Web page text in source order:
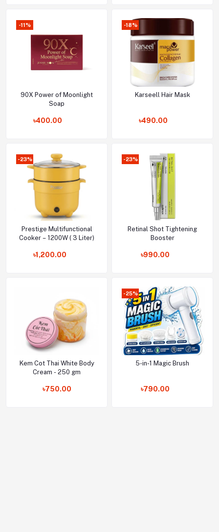
-11%
Add to cart
90X Power of Moonlight
Soap
৳400.00
-18%
Add to cart
Karseell Hair Mask
৳490.00
-23%
Add to cart
Prestige Multifunctional
Cooker – 1200W ( 3 Liter)
৳1,200.00
-23%
Add to cart
Retinal Shot Tightening
Booster
৳990.00
Add to cart
Kem Cot Thai White Body
Cream - 250 gm
৳750.00
-25%
Add to cart
5-in-1 Magic Brush
৳790.00